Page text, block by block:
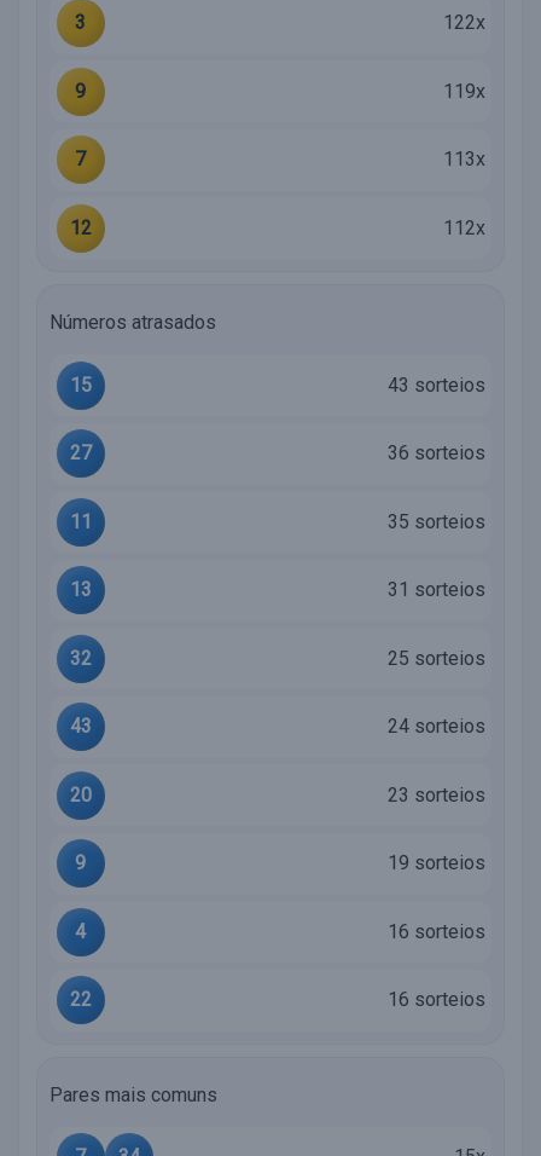
3 122x
9 119x
7 113x
12 112x
Números atrasados
15 43 sorteios
27 36 sorteios
11 35 sorteios
13 31 sorteios
32 25 sorteios
43 24 sorteios
20 23 sorteios
9 19 sorteios
4 16 sorteios
22 16 sorteios
Pares mais comuns